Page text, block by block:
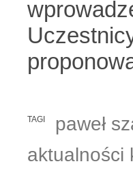
TAGI paweł
aktualności